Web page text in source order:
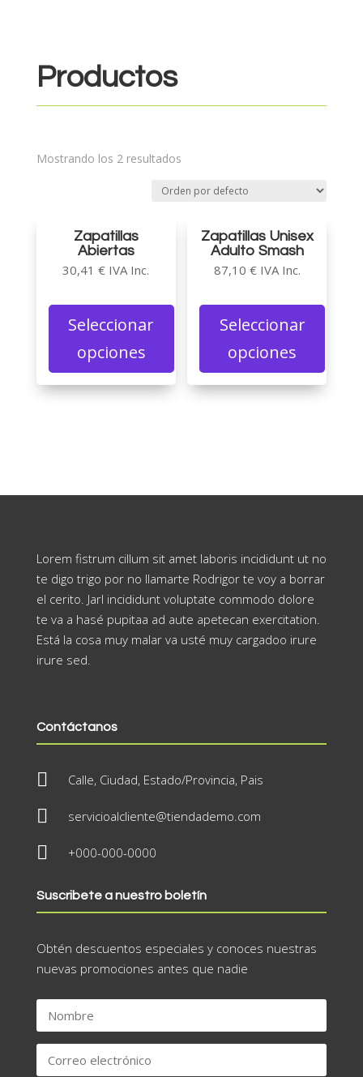
Productos
Mostrando los 2 resultados
Zapatillas
Abiertas
30,41€ IVA Inc.
Seleccionar
opciones
Zapatillas Unisex
Adulto Smash
87,10 € IVA Inc.
Seleccionar
opciones
Lorem fistrum cillum sit amet laboris incididunt ut no
te digo trigo por no llamarte Rodrigor te voy a borrar
el cerito. Jarl incididunt voluptate commodo dolore
te va a hasé pupitaa ad aute apetecan exercitation.
Está la cosa muy malar va usté muy cargadoo irure
irure sed.
Contáctanos
 Calle, Ciudad, Estado/Provincia, Pais
 servicioalcliente@tiendademo.com
 +000-000-0000
Suscribete a nuestro boletín
Obtén descuentos especiales y conoces nuestras
nuevas promociones antes que nadie